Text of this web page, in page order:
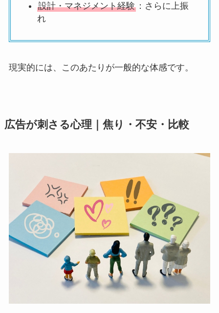
設計・マネジメント経験：さらに上振
れ
現実的には、このあたりが一般的な体感です。
広告が刺さる心理｜焦り・不安・比較